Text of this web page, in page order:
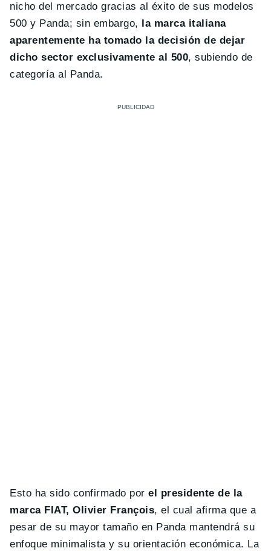
nicho del mercado gracias al éxito de sus modelos
500 y Panda; sin embargo,
la marca italiana
aparentemente ha tomado la decisión de dejar
dicho sector exclusivamente al 500, subiendo de
categoría al Panda.
Esto ha sido confirmado porel presidente de la
marca FIAT, Olivier François, el cual afirma que a
pesar de su mayor tamaño en Panda mantendrá su
enfoque minimalista y su orientación económica. La